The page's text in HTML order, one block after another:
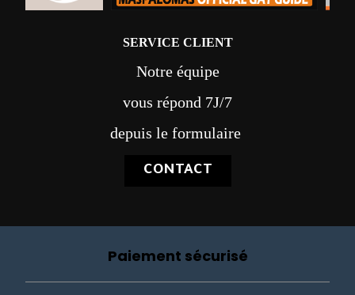
SERVICE CLIENT
Notre équipe
vous répond 7J/7
depuis le formulaire
CONTACT
Paiement sécurisé